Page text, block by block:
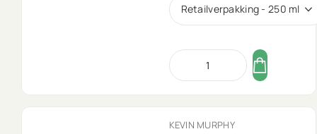
Retailverpakking - 250 ml
KEVIN MURPHY